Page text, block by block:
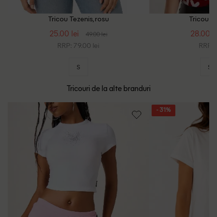
Tricou Tezenis, rosu
25.00 lei 49.00 lei
RRP: 79.00 lei
S
Tricou
28.00
RRP:
S
Tricouri de la alte branduri
- 31%